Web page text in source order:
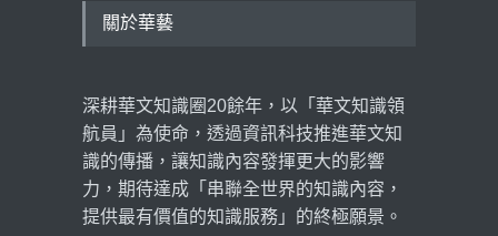
關於華藝
深耕華文知識圈20餘年，以「華文知識領
航員」為使命，透過資訊科技推進華文知
識的傳播，讓知識內容發揮更大的影響
力，期待達成「串聯全世界的知識內容，
提供最有價值的知識服務」的終極願景。